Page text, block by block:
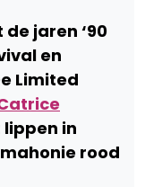
jaren ‘90
en
Limited
lippen in
rood